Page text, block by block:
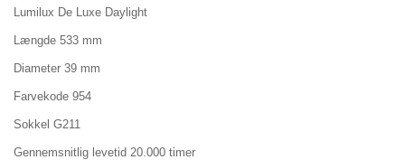
Lumilux De Luxe Daylight
Længde 533 mm
Diameter 39 mm
Farvekode 954
Sokkel G211
Gennemsnitlig levetid 20.000 timer